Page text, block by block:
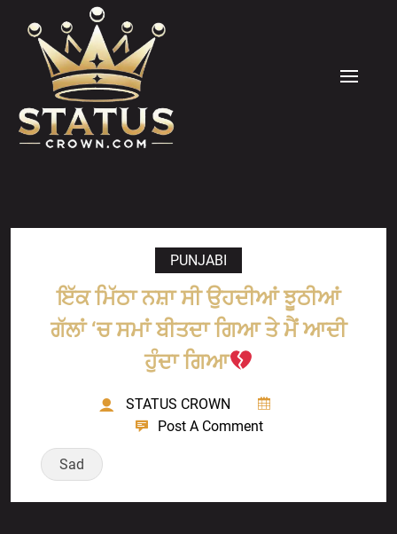
content
MENU
PUNJABI
ਇੱਕ ਮਿੱਠਾ ਨਸ਼ਾ ਸੀ ਉਹਦੀਆਂ ਝੂਠੀਆਂ
ਗੱਲਾਂ ‘ਚ ਸਮਾਂ ਬੀਤਦਾ ਗਿਆ ਤੇ ਮੈਂ ਆਦੀ
ਹੁੰਦਾ ਗਿਆ
STATUS CROWN
Post A Comment
Sad